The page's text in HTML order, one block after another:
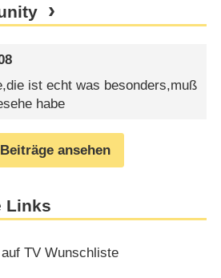
ist echt was besonders,muß
habe
ansehen
Links
auf TV Wunschliste